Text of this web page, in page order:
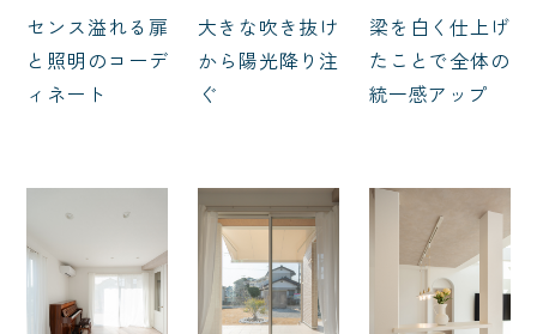
センス溢れる扉
と照明のコーデ
ィネート
大きな吹き抜け
から陽光降り注
ぐ
梁を白く仕上げ
たことで全体の
統一感アップ